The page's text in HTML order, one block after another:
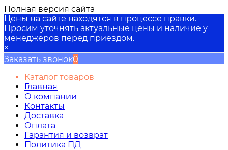
Полная версия сайта
Цены на сайте находятся в процессе правки.
Просим уточнять актуальные цены и наличие у
менеджеров перед приездом.
×
Заказать звонок0
Каталог товаров
Главная
О компании
Контакты
Доставка
Оплата
Гарантия и возврат
Политика ПД